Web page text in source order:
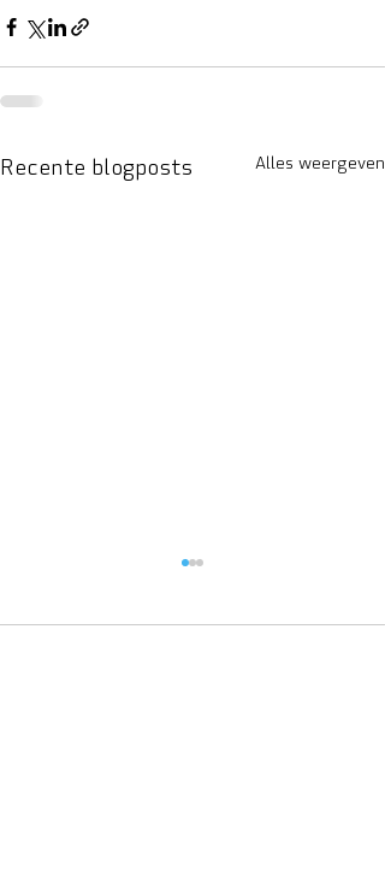
Recente blogposts Alles weergeven